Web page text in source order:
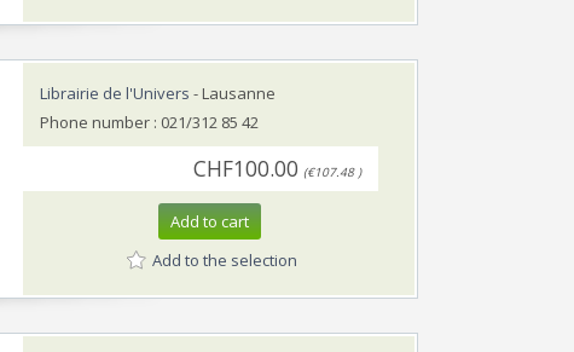
Librairie de l'Univers - Lausanne
Phone number : 021/312 85 42
CHF100.00 (€107.48 )
Add to cart
Add to the selection